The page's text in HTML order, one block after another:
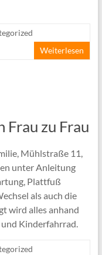
Weiterlesen
Frau zu Frau
Mühlstraße 11,
unter Anleitung
Plattfuß
als auch die
wird alles anhand
Kinderfahrrad.